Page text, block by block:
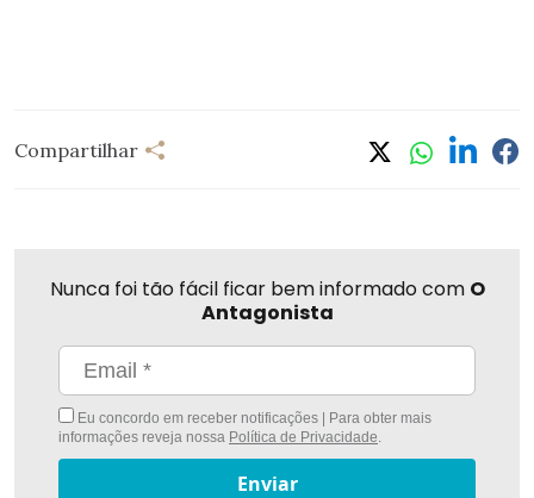
Compartilhar
Nunca foi tão fácil ficar bem informado com O
Antagonista
Eu concordo em receber notificações | Para obter mais
informações reveja nossa Política de Privacidade.
Enviar